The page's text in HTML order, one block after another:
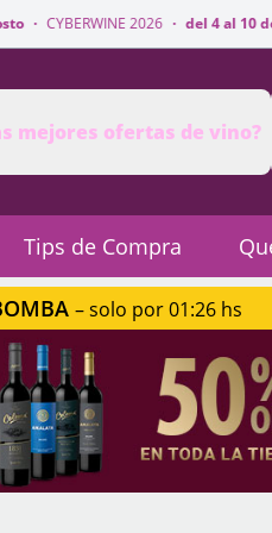
2026 · del 4 al 10 de agosto ·
mejores ofertas de vino?
Tips de Compra
– solo por 01:26 hs